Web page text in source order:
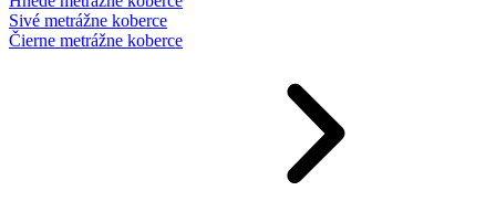
Sivé metrážne koberce
Čierne metrážne koberce